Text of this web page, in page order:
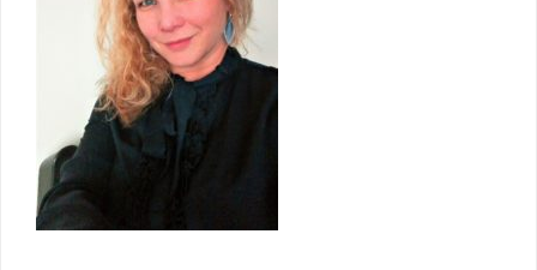
Európai
Digitális
Jogokért
szemszögéből"